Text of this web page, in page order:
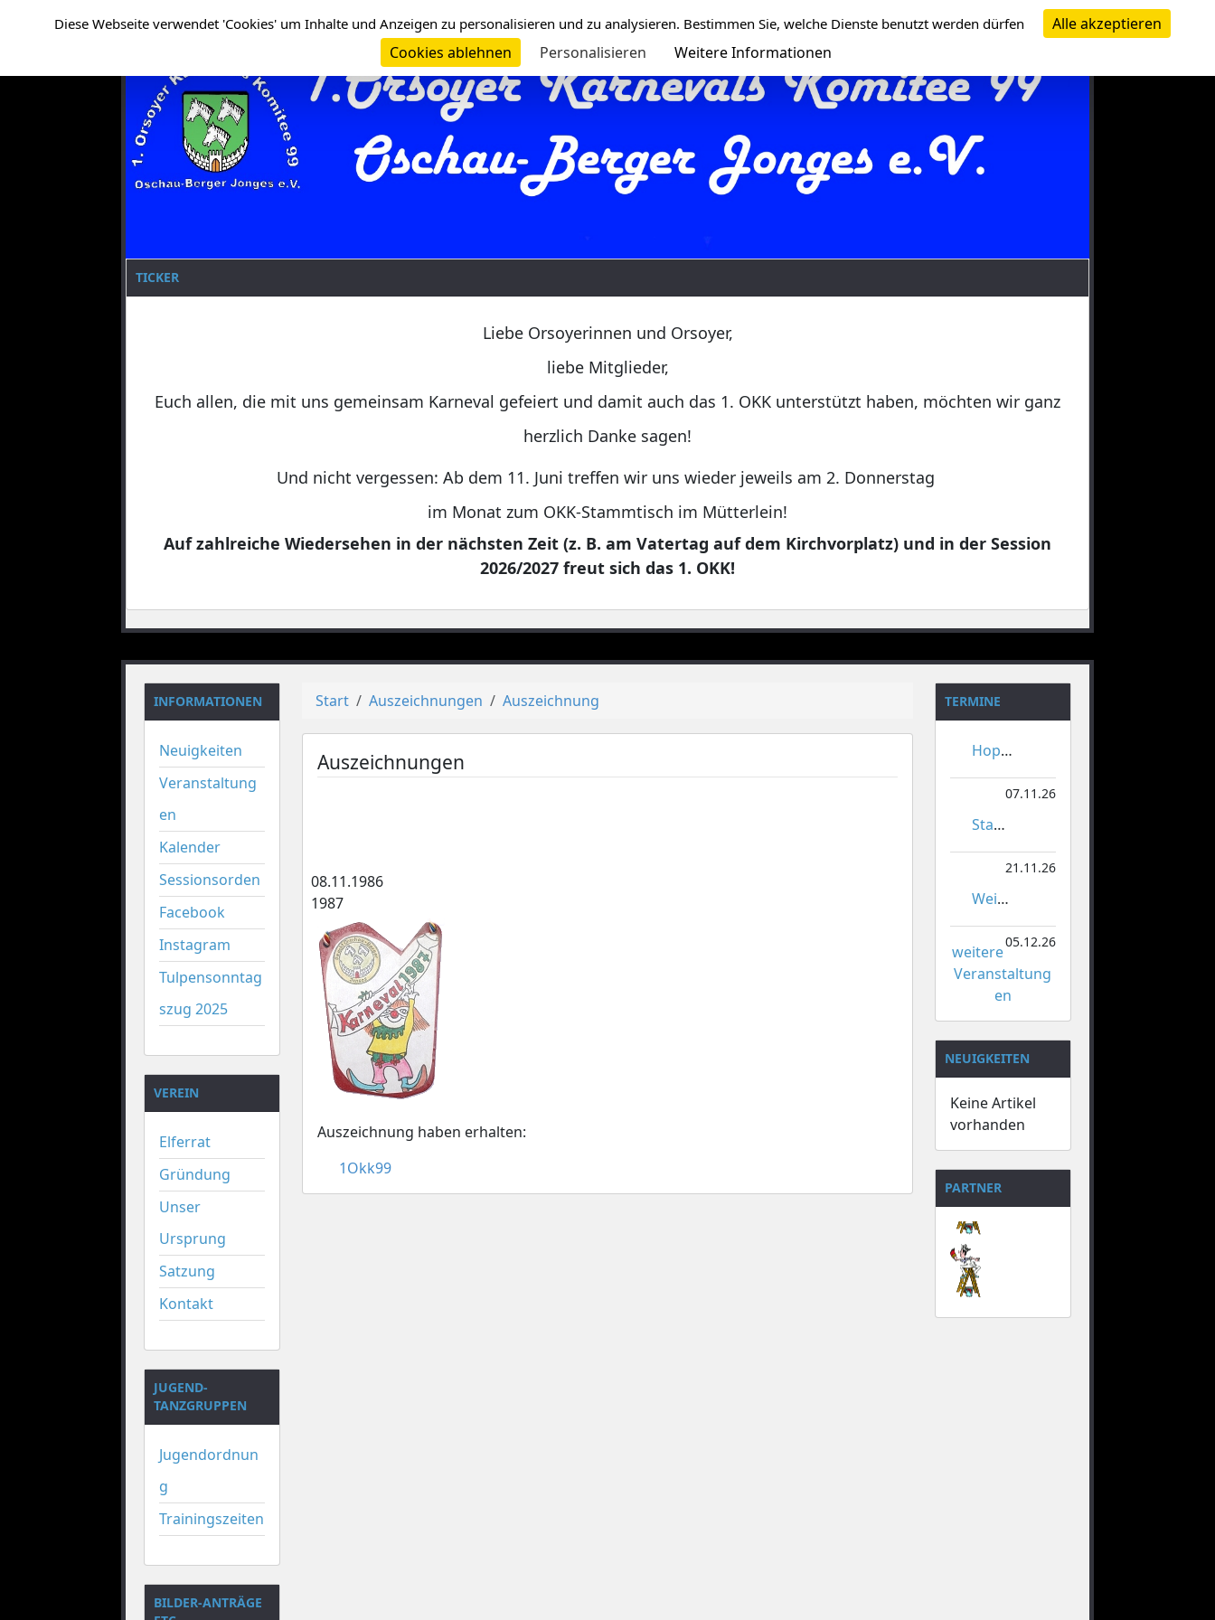
TICKER
Liebe Orsoyerinnen und Orsoyer,
liebe Mitglieder,
Euch allen, die mit uns gemeinsam Karneval gefeiert und damit auch das 1. OKK unterstützt haben, möchten wir ganz
herzlich Danke sagen!
Und nicht vergessen: Ab dem 11. Juni treffen wir uns wieder jeweils am 2. Donnerstag
im Monat zum OKK-Stammtisch im Mütterlein!
Auf zahlreiche Wiedersehen in der nächsten Zeit (z. B. am Vatertag auf dem Kirchvorplatz) und in der Session
2026/2027 freut sich das 1. OKK!
INFORMATIONEN
Neuigkeiten
Veranstaltung
en
Kalender
Sessionsorden
Facebook
Instagram
Tulpensonntag
szug 2025
VEREIN
Elferrat
Gründung
Unser
Ursprung
Satzung
Kontakt
JUGEND-
TANZGRUPPEN
Jugendordnun
g
Trainingszeiten
BILDER-ANTRÄGE
Start Auszeichnungen Auszeichnung
Auszeichnungen
08.11.1986
1987
Auszeichnung haben erhalten:
1Okk99
TERMINE
Hoppeditzerwachen
07.11.26
Stadtmeisterschaften im Gardetanz
21.11.26
Weihnachtsmarkt Orsoy
05.12.26
weitere
Veranstaltung
en
NEUIGKEITEN
Keine Artikel
vorhanden
PARTNER
Diese Webseite verwendet 'Cookies' um Inhalte und Anzeigen zu personalisieren und zu analysieren. Bestimmen Sie, welche Dienste benutzt werden dürfen
Alle akzeptieren
Cookies ablehnen
Personalisieren Weitere Informationen